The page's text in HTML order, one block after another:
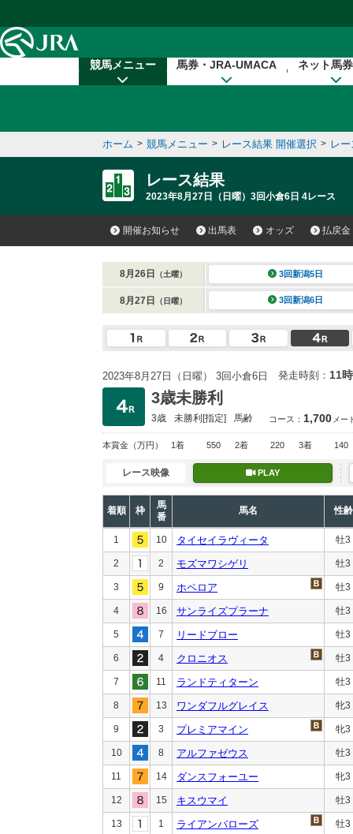
競馬メニュー 馬券・JRA-UMACA ネット馬
ホーム > 競馬メニュー > レース結果 開催選択 > レ
レース結果
2023年8月27日（日曜）3回小倉6日 4レース
開催お知らせ 出馬表 オッズ 払戻金
8月26日 （土曜） 3回新潟5日
8月27日 （日曜） 3回新潟6日
2023年8月27日（日曜） 3回小倉6日 発走時刻： 11
3歳未勝利
3歳 未勝利[指定] 馬齢 コース： 1,700 メー
本賞金 （万円） 1着 550 2着 220 3着 140
レース映像 PLAY
着順 枠
馬
番
馬名 性齢
1 10 タイセイラヴィータ 牡3
2 2 モズマワシゲリ 牡3
3 9 ホペロア 牡3
4 16 サンライズプラーナ 牡3
5 7 リードブロー 牡3
6 4 クロニオス 牡3
7 11 ランドティターン 牡3
8 13 ワンダフルグレイス 牝3
9 3 プレミアマイン 牝3
10 8 アルファゼウス 牡3
11 14 ダンスフォーユー 牝3
12 15 キスウマイ 牡3
13 1 ライアンバローズ 牡3